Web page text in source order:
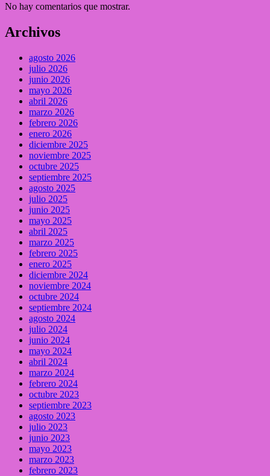
No hay comentarios que mostrar.
Archivos
agosto 2026
julio 2026
junio 2026
mayo 2026
abril 2026
marzo 2026
febrero 2026
enero 2026
diciembre 2025
noviembre 2025
octubre 2025
septiembre 2025
agosto 2025
julio 2025
junio 2025
mayo 2025
abril 2025
marzo 2025
febrero 2025
enero 2025
diciembre 2024
noviembre 2024
octubre 2024
septiembre 2024
agosto 2024
julio 2024
junio 2024
mayo 2024
abril 2024
marzo 2024
febrero 2024
octubre 2023
septiembre 2023
agosto 2023
julio 2023
junio 2023
mayo 2023
marzo 2023
febrero 2023